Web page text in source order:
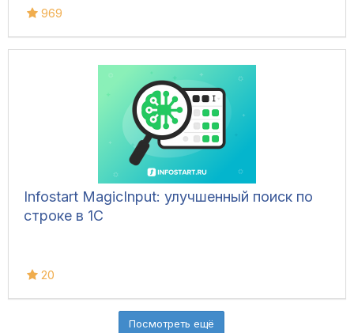
969
Infostart MagicInput: улучшенный поиск по
строке в 1С
20
Посмотреть ещё